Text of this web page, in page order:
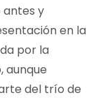
y
en la
por la
aunque
del trío de